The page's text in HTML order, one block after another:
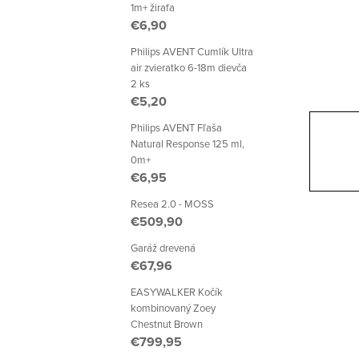
1m+ žirafa
€6,90
Philips AVENT Cumlík Ultra
air zvieratko 6-18m dievča
2 ks
€5,20
Philips AVENT Fľaša
Natural Response 125 ml,
0m+
€6,95
Resea 2.0 - MOSS
€509,90
Garáž drevená
€67,96
EASYWALKER Kočík
kombinovaný Zoey
Chestnut Brown
€799,95